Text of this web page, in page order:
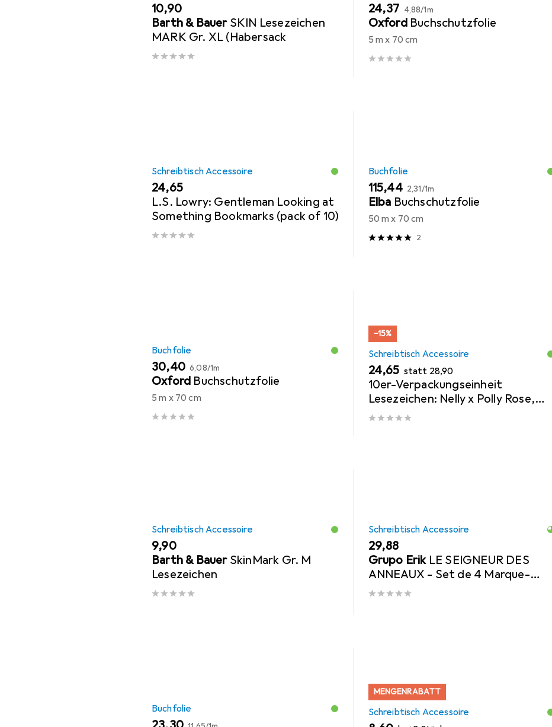
EUR
10,90
Barth & Bauer SKIN Lesezeichen
MARK Gr. XL (Habersack
EUR
24,37 EUR
4,88/1m
Oxford Buchschutzfolie
5 m x 70 cm
Schreibtisch Accessoire
EUR
24,65
L.S. Lowry: Gentleman Looking at
Something Bookmarks (pack of 10)
Buchfolie
EUR
115,44 EUR
2,31/1m
Elba Buchschutzfolie
50 m x 70 cm
2
Buchfolie
EUR
30,40 EUR
6,08/1m
Oxford Buchschutzfolie
5 m x 70 cm
−15%
Schreibtisch Accessoire
EUR
24,65 statt EUR
28,90
10er-Verpackungseinheit
Lesezeichen: Nelly x Polly Rose,
Lassen sie mich nicht so zurück
Schreibtisch Accessoire
EUR
9,90
Barth & Bauer SkinMark Gr. M
Lesezeichen
Schreibtisch Accessoire
EUR
29,88
Grupo Erik LE SEIGNEUR DES
ANNEAUX - Set de 4 Marque-
Pages
Buchfolie
EUR
MENGENRABATT
Schreibtisch Accessoire